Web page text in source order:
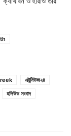
এটুনিউজ২৪
হলিউড সংবাদ